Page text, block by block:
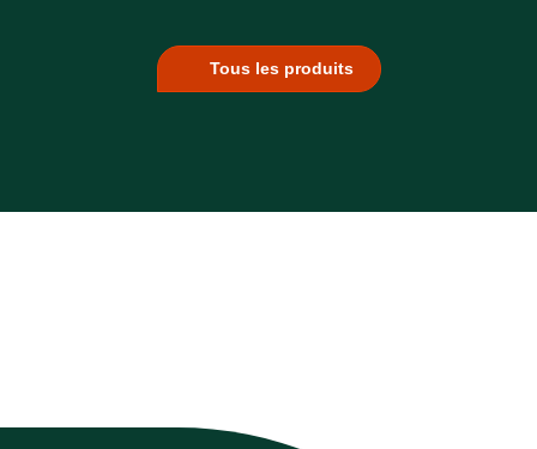
Tous les produits